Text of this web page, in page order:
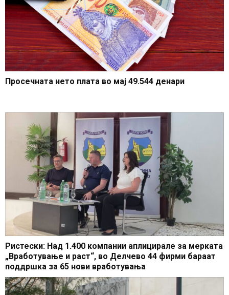
Просечната нето плата во мај 49.544 денари
Ристески: Над 1.400 компании аплицирале за мерката
„Вработување и раст“, во Делчево 44 фирми бараат
поддршка за 65 нови вработувања